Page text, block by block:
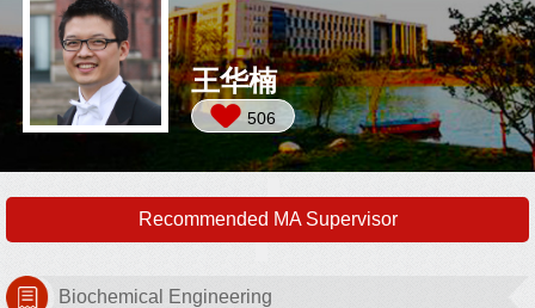
王华楠
506
Recommended MA Supervisor
Biochemical Engineering